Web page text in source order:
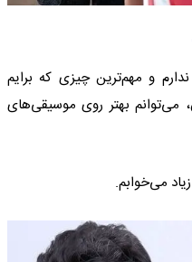
و مهم‌ترین چیزی که برایم
بهتر روی موسیقی‌های
می‌خوابم.